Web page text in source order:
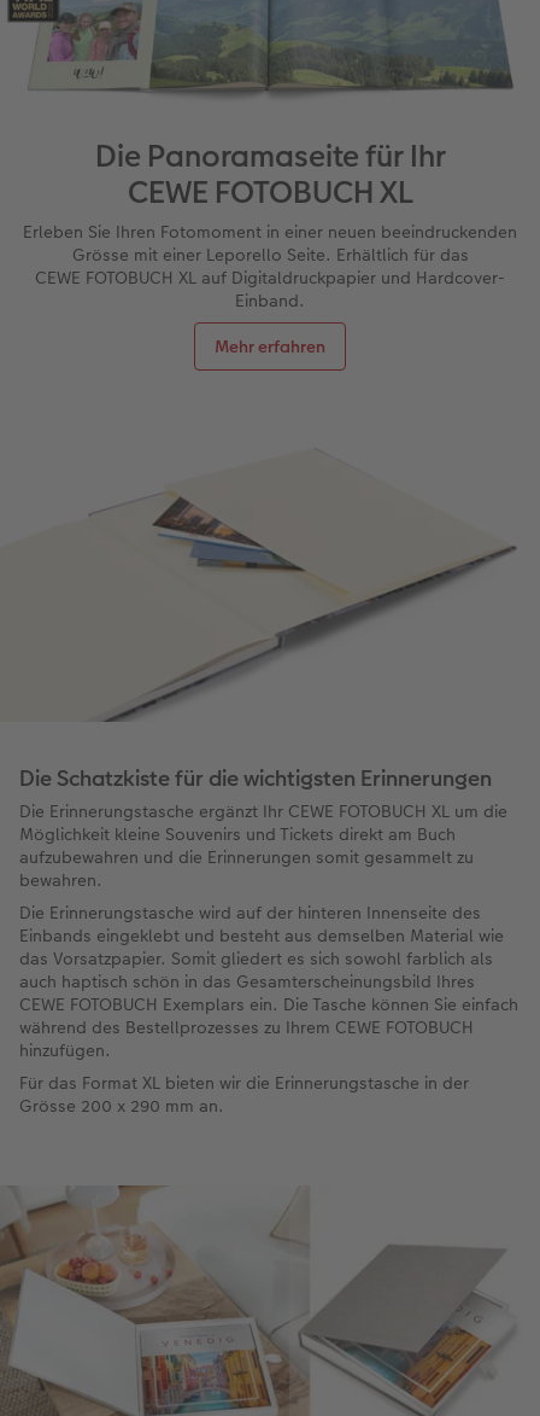
Die Panoramaseite für Ihr
CEWE FOTOBUCH XL
Erleben Sie Ihren Fotomoment in einer neuen beeindruckenden
Grösse mit einer Leporello Seite. Erhältlich für das
CEWE FOTOBUCH XL auf Digitaldruckpapier und Hardcover-
Einband.
Mehr erfahren
Die Schatzkiste für die wichtigsten Erinnerungen
Die Erinnerungstasche ergänzt Ihr CEWE FOTOBUCH XL um die
Möglichkeit kleine Souvenirs und Tickets direkt am Buch
aufzubewahren und die Erinnerungen somit gesammelt zu
bewahren.
Die Erinnerungstasche wird auf der hinteren Innenseite des
Einbands eingeklebt und besteht aus demselben Material wie
das Vorsatzpapier. Somit gliedert es sich sowohl farblich als
auch haptisch schön in das Gesamterscheinungsbild Ihres
CEWE FOTOBUCH Exemplars ein. Die Tasche können Sie einfach
während des Bestellprozesses zu Ihrem CEWE FOTOBUCH
hinzufügen.
Für das Format XL bieten wir die Erinnerungstasche in der
Grösse 200 x 290 mm an.